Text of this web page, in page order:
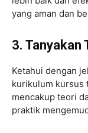
yang aman dan
3. Tanyakan
Ketahui dengan
kurikulum kursus
mencakup teori
praktik